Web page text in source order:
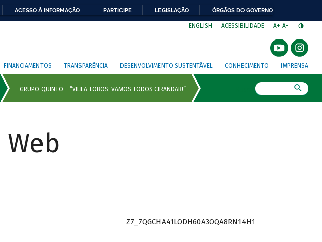
ACESSO À INFORMAÇÃO PARTICIPE LEGISLAÇÃO ÓRGÃOS DO GOVERNO
ENGLISH ACESSIBILIDADE A+ A-
FINANCIAMENTOS TRANSPARÊNCIA DESENVOLVIMENTO SUSTENTÁVEL CONHECIMENTO IMPRENSA
Z7_7QGCHA41LODH60A3OQA8RN14H1